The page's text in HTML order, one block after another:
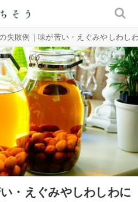
失敗例｜味が苦い・えぐみやしわし
・えぐみやしわしわに